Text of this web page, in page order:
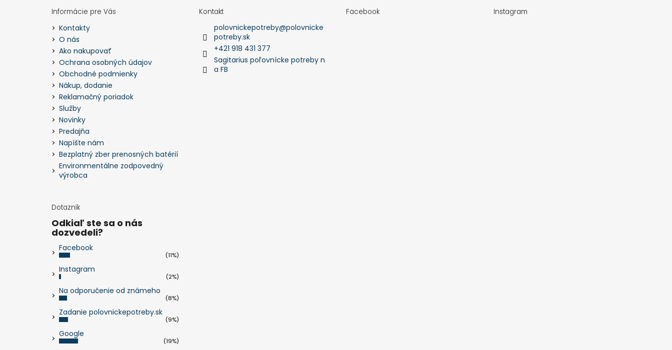
Informácie pre Vás
Kontakty
O nás
Ako nakupovať
Ochrana osobných údajov
Obchodné podmienky
Nákup, dodanie
Reklamačný poriadok
Služby
Novinky
Predajňa
Napíšte nám
Bezplatný zber prenosných batérií
Environmentálne zodpovedný
výrobca
Kontakt
polovnickepotreby@polovnicke
potreby.sk
+421 918 431 377
Sagitarius poľovnícke potreby n
a FB
Facebook Instagram
Dotazník
Odkiaľ ste sa o nás
dozvedeli?
Facebook
(11%)
Instagram
(2%)
Na odporučenie od známeho
(8%)
Zadanie polovnickepotreby.sk
(9%)
Google
(19%)